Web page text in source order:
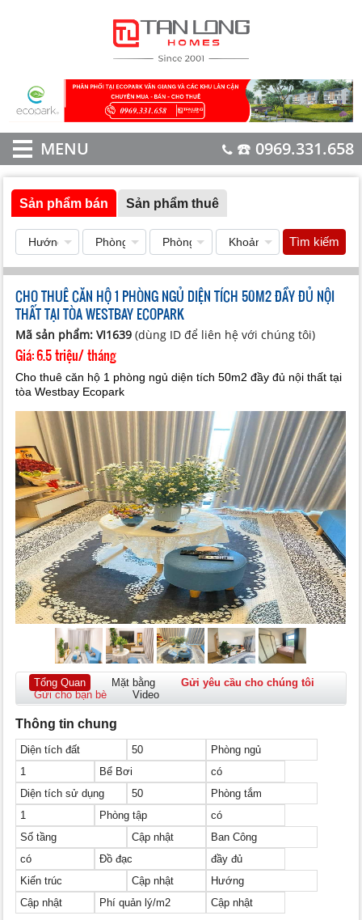
MENU ☎️ 0969.331.658
Sản phẩm bán Sản phẩm thuê
Tìm kiếm
CHO THUÊ CĂN HỘ 1 PHÒNG NGỦ DIỆN TÍCH 50M2 ĐẦY ĐỦ NỘI
THẤT TẠI TÒA WESTBAY ECOPARK
Mã sản phẩm: VI1639(dùng ID để liên hệ với chúng tôi)
Giá:6.5 triệu/ tháng
Cho thuê căn hộ 1 phòng ngủ diện tích 50m2 đầy đủ nội thất tại
tòa Westbay Ecopark
Tổng Quan Mặt bằng
Gửi yêu cầu cho chúng tôi
Gửi cho bạn bè
Video
Thông tin chung
Diện tích đất 50
Phòng ngủ
1
Bể Bơi
có
Diện tích sử dụng
50
Phòng tắm
1
Phòng tập
có
Số tầng
Cập nhật
Ban Công
có
Đồ đạc
đầy đủ
Kiến trúc
Cập nhật
Hướng
Cập nhật
Phí quản lý/m2 Cập nhật